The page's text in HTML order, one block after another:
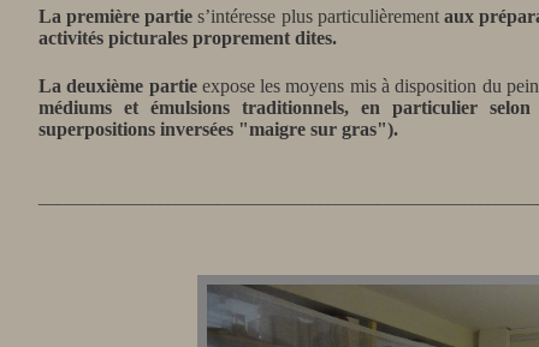
La première partie s’intéresse plus particulièrement aux
activités picturales proprement dites.
La deuxième partieexpose les moyens mis à disposition du
médiums et émulsions traditionnels, en particulier
superpositions inversées "maigre sur gras").